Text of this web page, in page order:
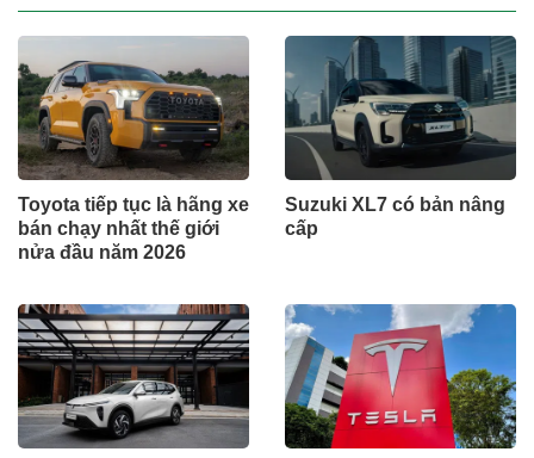
Toyota tiếp tục là hãng xe
bán chạy nhất thế giới
nửa đầu năm 2026
Suzuki XL7 có bản nâng
cấp